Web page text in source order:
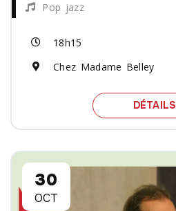
Pop jazz
18h15
Chez Madame Belley
DÉTAILS
30
OCT